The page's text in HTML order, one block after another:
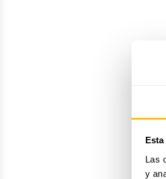
Las
y